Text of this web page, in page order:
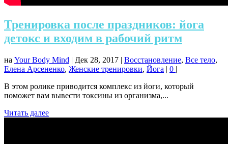
Тренировка после праздников: йога
детокс и входим в рабочий ритм
на Your Body Mind | Дек 28, 2017 | Восстановление, Все тело,
Елена Арсененко, Женские тренировки, Йога | 0 |
В этом ролике приводится комплекс из йоги, который
поможет вам вывести токсины из организма,...
Читать далее